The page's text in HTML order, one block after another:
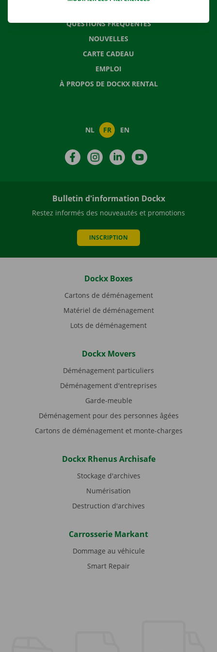
QUESTIONS FRÉQUENTES
NOUVELLES
CARTE CADEAU
EMPLOI
À PROPOS DE DOCKX RENTAL
NL FR EN
FacebookInstagramLinkedIn
Bulletin d'information Dockx
Restez informés des nouveautés et promotions
INSCRIPTION
Dockx Boxes
Cartons de déménagement
Matériel de déménagement
Lots de déménagement
Dockx Movers
Déménagement particuliers
Déménagement d'entreprises
Garde-meuble
Déménagement pour des personnes âgées
Cartons de déménagement et monte-charges
Dockx Rhenus Archisafe
Stockage d'archives
Numérisation
Destruction d'archives
Carrosserie Markant
Dommage au véhicule
Smart Repair